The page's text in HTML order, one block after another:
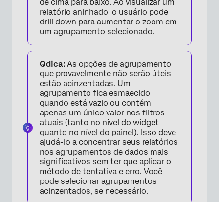
de cima para baixo. Ao visualizar um
relatório aninhado, o usuário pode
drill down para aumentar o zoom em
um agrupamento selecionado.
Qdica: As opções de agrupamento
que provavelmente não serão úteis
estão acinzentadas. Um
agrupamento fica esmaecido
quando está vazio ou contém
apenas um único valor nos filtros
atuais (tanto no nível do widget
quanto no nível do painel). Isso deve
ajudá-lo a concentrar seus relatórios
nos agrupamentos de dados mais
significativos sem ter que aplicar o
método de tentativa e erro. Você
pode selecionar agrupamentos
acinzentados, se necessário.